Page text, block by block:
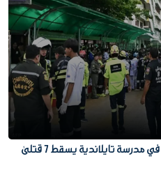
رصاص داخل الفصول.. هجوم دموي في مدرسة تايلاندية يسقط 7 قتلى